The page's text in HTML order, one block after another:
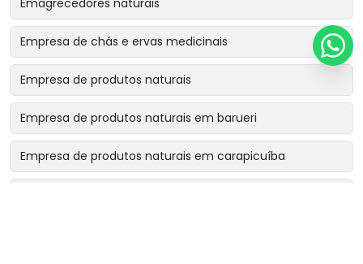
Empresa de chás e ervas medicinais
Empresa de produtos naturais
Empresa de produtos naturais em barueri
Empresa de produtos naturais em carapicuíba